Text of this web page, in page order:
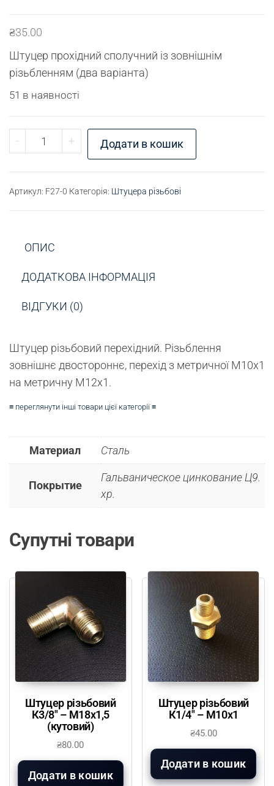
₴35.00
Штуцер прохідний сполучний із зовнішнім
різьбленням (два варіанта)
51 в наявності
- Штуцер різьбовий М10х1 - М12х1 кількість
+ Додати в кошик
Артикул: F27-0 Категорія: Штуцера різьбові
ОПИС
ДОДАТКОВА ІНФОРМАЦІЯ
ВІДГУКИ (0)
Штуцер різьбовий перехідний. Різьблення
зовнішнє двостороннє, перехід з метричної М10х1
на метричну М12х1.
≡ переглянути інші товари цієї категорії ≡
Материал Сталь
Покрытие
Гальваническое цинкование Ц9.
хр.
Супутні товари
Штуцер різьбовий
К3/8″ – М18х1,5
(кутовий)
₴80.00
Додати в кошик
Штуцер різьбовий
К1/4″ – М10х1
₴45.00
Додати в кошик